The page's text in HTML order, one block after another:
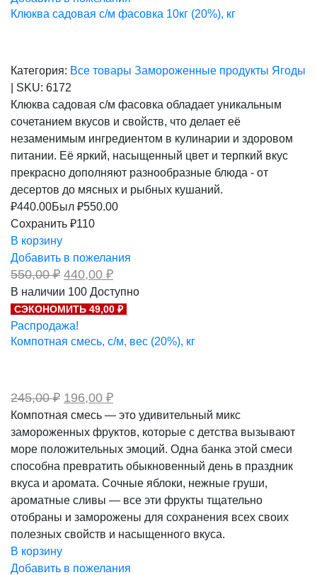
Клюква садовая с/м фасовка 10кг (20%), кг
Категория: Все товары Замороженные продукты Ягоды
SKU: 6172
Клюква садовая с/м фасовка обладает уникальным
сочетанием вкусов и свойств, что делает её
незаменимым ингредиентом в кулинарии и здоровом
питании. Её яркий, насыщенный цвет и терпкий вкус
прекрасно дополняют разнообразные блюда - от
десертов до мясных и рыбных кушаний.
₽440.00Был ₽550.00
Сохранить ₽110
В корзину
Добавить в пожелания
550,00₽ Первоначальная
цена
составляла
550,00 ₽.
440,00 ₽Текущая
440,00 ₽.
В наличии 100 Доступно
СЭКОНОМИТЬ 49,00 ₽
Распродажа!
Компотная смесь, с/м, вес (20%), кг
245,00₽ Первоначальная
составляла
245,00 ₽.
196,00 ₽Текущая
196,00 ₽.
Компотная смесь — это удивительный микс
замороженных фруктов, которые с детства вызывают
море положительных эмоций. Одна банка этой смеси
способна превратить обыкновенный день в праздник
вкуса и аромата. Сочные яблоки, нежные груши,
ароматные сливы — все эти фрукты тщательно
отобраны и заморожены для сохранения всех своих
полезных свойств и насыщенного вкуса.
В корзину
Добавить в пожелания